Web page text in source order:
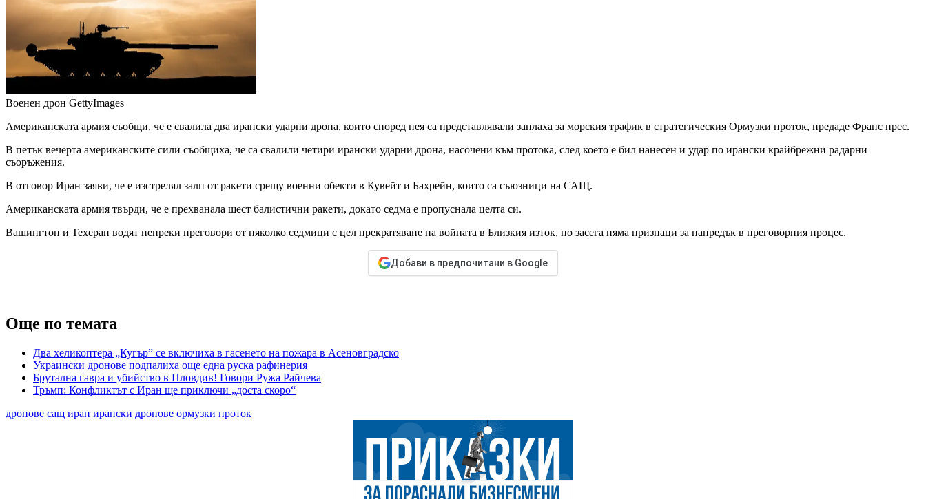
Военен дрон GettyImages
Американската армия съобщи, че е свалила два ирански ударни дрона, които според нея са представлявали заплаха за морския трафик в стратегическия Ормузки проток, предаде Франс прес.
В петък вечерта американските сили съобщиха, че са свалили четири ирански ударни дрона, насочени към протока, след което е бил нанесен и удар по ирански крайбрежни радарни
съоръжения.
В отговор Иран заяви, че е изстрелял залп от ракети срещу военни обекти в Кувейт и Бахрейн, които са съюзници на САЩ.
Американската армия твърди, че е прехванала шест балистични ракети, докато седма е пропуснала целта си.
Вашингтон и Техеран водят непреки преговори от няколко седмици с цел прекратяване на войната в Близкия изток, но засега няма признаци за напредък в преговорния процес.
Добави в предпочитани в Google
Още по темата
Два хеликоптера „Кугър” се включиха в гасенето на пожара в Асеновградско
Украински дронове подпалиха още една руска рафинерия
Брутална гавра и убийство в Пловдив! Говори Ружа Райчева
Тръмп: Конфликтът с Иран ще приключи „доста скоро“
дронове сащ иран ирански дронове ормузки проток